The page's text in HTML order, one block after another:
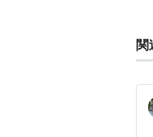
関